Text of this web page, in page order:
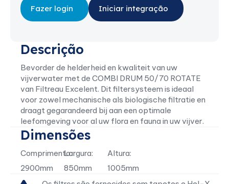
Fazer login Iniciar integração
Descrição
Bevorder de helderheid en kwaliteit van uw
vijverwater met de COMBI DRUM 50/70 ROTATE
van Filtreau Excelent. Dit filtersysteem is ideaal
voor zowel mechanische als biologische filtratie en
draagt gegarandeerd bij aan een optimale
leefomgeving voor al uw flora en fauna in uw vijver.
Dimensões
Comprimento:Largura:
Altura:
2900mm
850mm
1005mm